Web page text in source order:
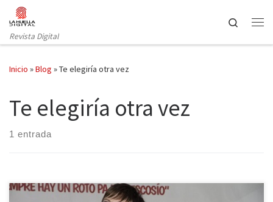
Saltar al contenido
Revista Digital
Search
Inicio »Blog »Te elegiría otra vez
Te elegiría otra vez
1 entrada